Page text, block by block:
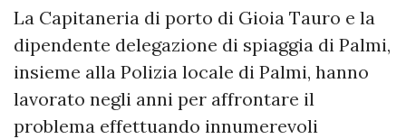
La Capitaneria di porto di Gioia Tauro e la
dipendente delegazione di spiaggia di Palmi,
insieme alla Polizia locale di Palmi, hanno
lavorato negli anni per affrontare il
problema effettuando innumerevoli